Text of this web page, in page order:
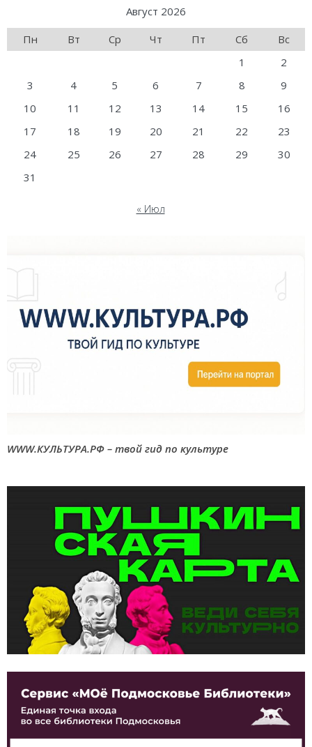
Август 2026
Пн
Вт Ср Чт Пт Сб
Вс
1
2
3
4 5 6 7 8
9
10
11 12 13 14 15
16
17
18 19 20 21 22
23
24
25 26 27 28 29
30
31
« Июл
WWW.КУЛЬТУРА.РФ – твой гид по культуре